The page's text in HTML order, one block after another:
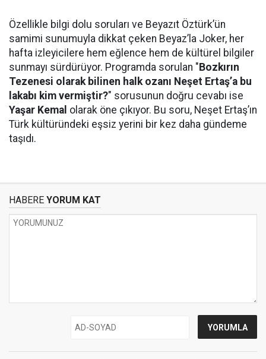
Özellikle bilgi dolu soruları ve Beyazıt Öztürk’ün
samimi sunumuyla dikkat çeken Beyaz’la Joker, her
hafta izleyicilere hem eğlence hem de kültürel bilgiler
sunmayı sürdürüyor. Programda sorulan " Bozkırın
Tezenesi olarak bilinen halk ozanı Neşet Ertaş’a bu
lakabı kim vermiştir?" sorusunun doğru cevabı ise
Yaşar Kemal olarak öne çıkıyor. Bu soru, Neşet Ertaş’ın
Türk kültüründeki eşsiz yerini bir kez daha gündeme
taşıdı.
HABERE YORUM KAT